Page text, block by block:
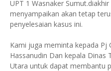
UPT 1 Wasnaker
menyampaikan akan tetap
penyelesaian kasus ini.
Kami juga meminta kepada Pj
Hassanudin Dan kepala Dinas
Utara untuk dapat membantu